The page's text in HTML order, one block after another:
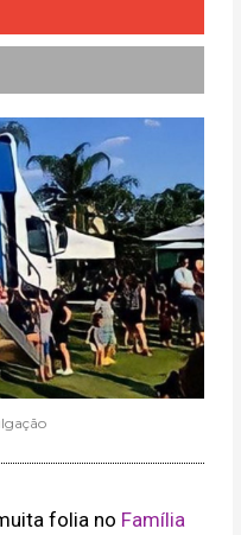
folia no Família